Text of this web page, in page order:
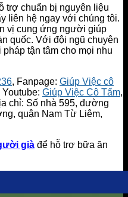
trợ chuẩn bị nguyên liệu
liên hệ ngay với chúng tôi.
vị cung ứng người giúp
quốc. Với đội ngũ chuyên
tận tâm cho mọi nhu
, Fanpage: Giúp Việc cô
Youtube: Giúp Việc Cô Tấm,
chỉ: Số nhà 595, đường
quận Nam Từ Liêm,
già để hỗ trợ bữa ăn